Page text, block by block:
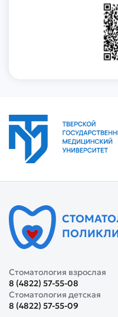
8 (4822) 57-55-08
Стоматология взрослая
8 (4822) 57-55-09
Стоматология детская